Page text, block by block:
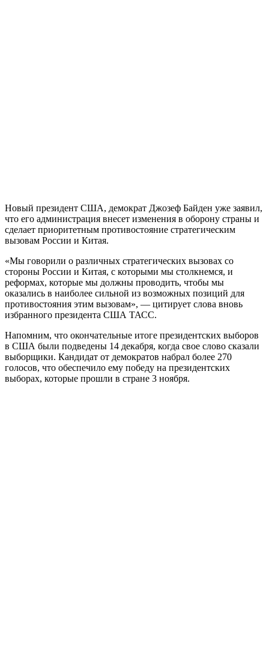
Новый президент США, демократ Джозеф Байден уже заявил,
что его администрация внесет изменения в оборону страны и
сделает приоритетным противостояние стратегическим
вызовам России и Китая.
«Мы говорили о различных стратегических вызовах со
стороны России и Китая, с которыми мы столкнемся, и
реформах, которые мы должны проводить, чтобы мы
оказались в наиболее сильной из возможных позиций для
противостояния этим вызовам», — цитирует слова вновь
избранного президента США ТАСС.
Напомним, что окончательные итоге президентских выборов
в США были подведены 14 декабря, когда свое слово сказали
выборщики. Кандидат от демократов набрал более 270
голосов, что обеспечило ему победу на президентских
выборах, которые прошли в стране 3 ноября.